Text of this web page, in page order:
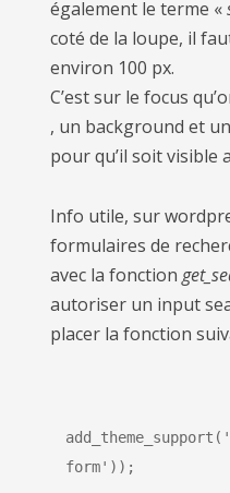
également le terme «
coté de la loupe, il
environ 100 px.
C’est sur le focus
, un background et
pour qu’il soit visible
Info utile, sur
formulaires de
avec la fonction
autoriser un input
placer la fonction
form'));